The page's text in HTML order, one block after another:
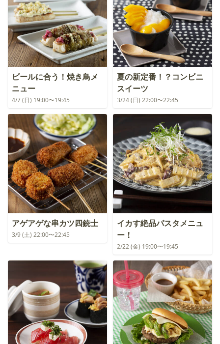
ビールに合う！焼き鳥メ
ニュー
4/7 (日) 19:00〜19:45
夏の新定番！？コンビニ
スイーツ
3/24 (日) 22:00〜22:45
アゲアゲな串カツ四銃士
3/9 (土) 22:00〜22:45
イカす絶品パスタメニュ
ー！
2/22 (金) 19:00〜19:45